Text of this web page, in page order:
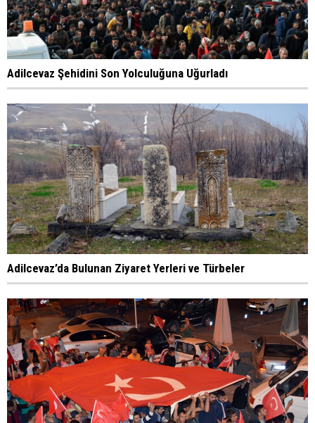
Adilcevaz Şehidini Son Yolculuğuna Uğurladı
Adilcevaz’da Bulunan Ziyaret Yerleri ve Türbeler